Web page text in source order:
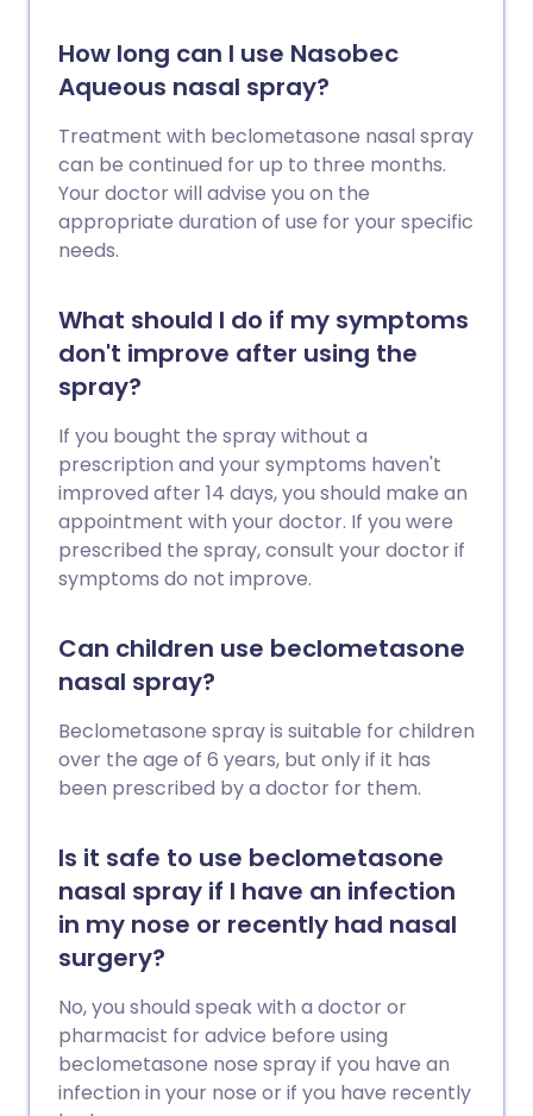
How long can I use Nasobec
Aqueous nasal spray?
Treatment with beclometasone nasal spray
can be continued for up to three months.
Your doctor will advise you on the
appropriate duration of use for your specific
needs.
What should I do if my symptoms
don't improve after using the
spray?
If you bought the spray without a
prescription and your symptoms haven't
improved after 14 days, you should make an
appointment with your doctor. If you were
prescribed the spray, consult your doctor if
symptoms do not improve.
Can children use beclometasone
nasal spray?
Beclometasone spray is suitable for children
over the age of 6 years, but only if it has
been prescribed by a doctor for them.
Is it safe to use beclometasone
nasal spray if I have an infection
in my nose or recently had nasal
surgery?
No, you should speak with a doctor or
pharmacist for advice before using
beclometasone nose spray if you have an
infection in your nose or if you have recently